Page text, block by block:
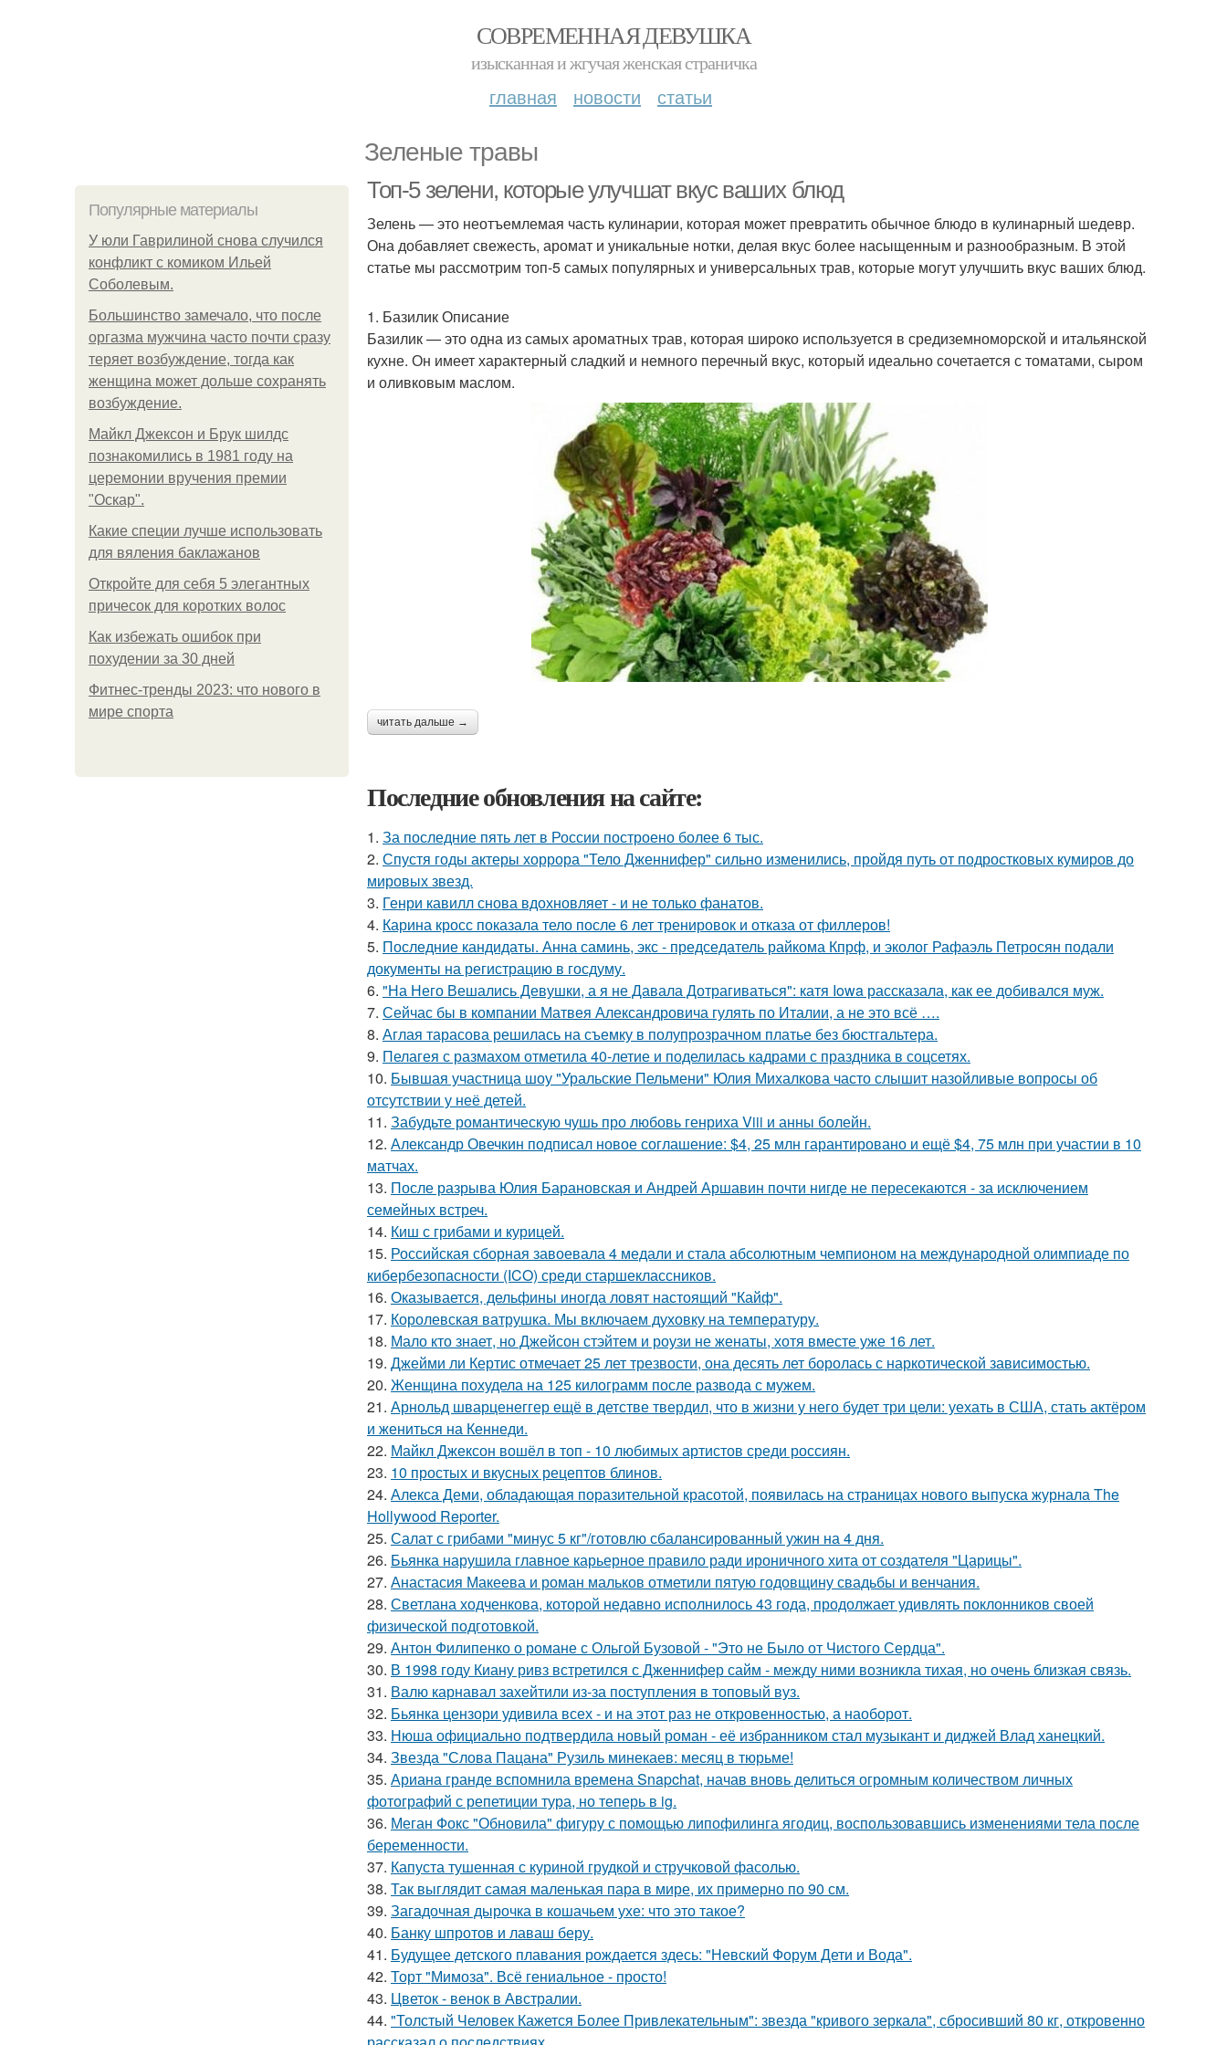
СОВРЕМЕННАЯ ДЕВУШКА
изысканная и жгучая женская страничка
главная новости статьи
Зеленые травы
Популярные материалы
У юли Гаврилиной снова случился
конфликт с комиком Ильей
Соболевым.
Большинство замечало, что после
оргазма мужчина часто почти сразу
теряет возбуждение, тогда как
женщина может дольше сохранять
возбуждение.
Майкл Джексон и Брук шилдс
познакомились в 1981 году на
церемонии вручения премии
"Оскар".
Какие специи лучше использовать
для вяления баклажанов
Откройте для себя 5 элегантных
причесок для коротких волос
Как избежать ошибок при
похудении за 30 дней
Фитнес-тренды 2023: что нового в
мире спорта
Топ-5 зелени, которые улучшат вкус ваших блюд
Зелень — это неотъемлемая часть кулинарии, которая может превратить обычное блюдо в кулинарный шедевр.
Она добавляет свежесть, аромат и уникальные нотки, делая вкус более насыщенным и разнообразным. В этой
статье мы рассмотрим топ-5 самых популярных и универсальных трав, которые могут улучшить вкус ваших блюд.
1. Базилик Описание
Базилик — это одна из самых ароматных трав, которая широко используется в средиземноморской и итальянской
кухне. Он имеет характерный сладкий и немного перечный вкус, который идеально сочетается с томатами, сыром
и оливковым маслом.
читать дальше →
Последние обновления на сайте:
1. За последние пять лет в России построено более 6 тыс.
2. Спустя годы актеры хоррора "Тело Дженнифер" сильно изменились, пройдя путь от подростковых кумиров до
мировых звезд.
3. Генри кавилл снова вдохновляет - и не только фанатов.
4. Карина кросс показала тело после 6 лет тренировок и отказа от филлеров!
5. Последние кандидаты. Анна саминь, экс - председатель райкома Кпрф, и эколог Рафаэль Петросян подали
документы на регистрацию в госдуму.
6. "На Него Вешались Девушки, а я не Давала Дотрагиваться": катя Iowa рассказала, как ее добивался муж.
7. Сейчас бы в компании Матвея Александровича гулять по Италии, а не это всё ….
8. Аглая тарасова решилась на съемку в полупрозрачном платье без бюстгальтера.
9. Пелагея с размахом отметила 40-летие и поделилась кадрами с праздника в соцсетях.
10. Бывшая участница шоу "Уральские Пельмени" Юлия Михалкова часто слышит назойливые вопросы об
отсутствии у неё детей.
11. Забудьте романтическую чушь про любовь генриха Viii и анны болейн.
12. Александр Овечкин подписал новое соглашение: $4, 25 млн гарантировано и ещё $4, 75 млн при участии в 10
матчах.
13. После разрыва Юлия Барановская и Андрей Аршавин почти нигде не пересекаются - за исключением
семейных встреч.
14. Киш с грибами и курицей.
15. Российская сборная завоевала 4 медали и стала абсолютным чемпионом на международной олимпиаде по
кибербезопасности (ICO) среди старшеклассников.
16. Оказывается, дельфины иногда ловят настоящий "Кайф".
17. Королевская ватрушка. Мы включаем духовку на температуру.
18. Мало кто знает, но Джейсон стэйтем и роузи не женаты, хотя вместе уже 16 лет.
19. Джейми ли Кертис отмечает 25 лет трезвости, она десять лет боролась с наркотической зависимостью.
20. Женщина похудела на 125 килограмм после развода с мужем.
21. Арнольд шварценеггер ещё в детстве твердил, что в жизни у него будет три цели: уехать в США, стать актёром
и жениться на Кеннеди.
22. Майкл Джексон вошёл в топ - 10 любимых артистов среди россиян.
23. 10 простых и вкусных рецептов блинов.
24. Алекса Деми, обладающая поразительной красотой, появилась на страницах нового выпуска журнала The
Hollywood Reporter.
25. Салат с грибами "минус 5 кг"/готовлю сбалансированный ужин на 4 дня.
26. Бьянка нарушила главное карьерное правило ради ироничного хита от создателя "Царицы".
27. Анастасия Макеева и роман мальков отметили пятую годовщину свадьбы и венчания.
28. Светлана ходченкова, которой недавно исполнилось 43 года, продолжает удивлять поклонников своей
физической подготовкой.
29. Антон Филипенко о романе с Ольгой Бузовой - "Это не Было от Чистого Сердца".
30. В 1998 году Киану ривз встретился с Дженнифер сайм - между ними возникла тихая, но очень близкая связь.
31. Валю карнавал захейтили из-за поступления в топовый вуз.
32. Бьянка цензори удивила всех - и на этот раз не откровенностью, а наоборот.
33. Нюша официально подтвердила новый роман - её избранником стал музыкант и диджей Влад ханецкий.
34. Звезда "Слова Пацана" Рузиль минекаев: месяц в тюрьме!
35. Ариана гранде вспомнила времена Snapchat, начав вновь делиться огромным количеством личных
фотографий с репетиции тура, но теперь в ig.
36. Меган Фокс "Обновила" фигуру с помощью липофилинга ягодиц, воспользовавшись изменениями тела после
беременности.
37. Капуста тушенная с куриной грудкой и стручковой фасолью.
38. Так выглядит самая маленькая пара в мире, их примерно по 90 см.
39. Загадочная дырочка в кошачьем ухе: что это такое?
40. Банку шпротов и лаваш беру.
41. Будущее детского плавания рождается здесь: "Невский Форум Дети и Вода".
42. Торт "Мимоза". Всё гениальное - просто!
43. Цветок - венок в Австралии.
44. "Толстый Человек Кажется Более Привлекательным": звезда "кривого зеркала", сбросивший 80 кг, откровенно